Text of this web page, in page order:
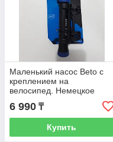
Маленький насос Beto с
креплением на
велосипед. Немецкое
качество. Kaspi RED.
Рассрочка.
6 990 ₸
Купить